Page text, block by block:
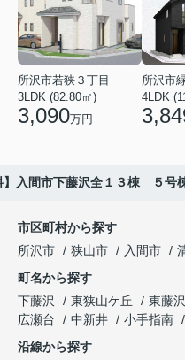
所沢市若狭３丁目
3LDK (82.80㎡)
3,090万円
所沢市
4LDK
】入間市下藤沢全１３棟 ５
市区町村から探す
所沢市
狭山市 入間市
町名から探す
下藤沢
東狭山ケ丘 東藤沢
広瀬台
中新井 小手指南
沿線から探す